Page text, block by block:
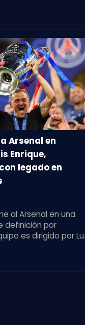
Arsenal en
Enrique,
legado en
al Arsenal en una
definición por
es dirigido por
la historia de la